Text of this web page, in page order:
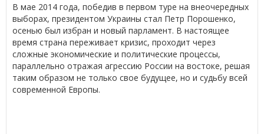
В мае 2014 года, победив в первом туре на внеочередных
выборах, президентом Украины стал Петр Порошенко,
осенью был избран и новый парламент. В настоящее
время страна переживает кризис, проходит через
сложные экономические и политические процессы,
параллельно отражая агрессию России на востоке, решая
таким образом не только свое будущее, но и судьбу всей
современной Европы.